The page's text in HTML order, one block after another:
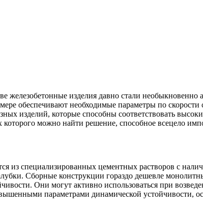
железобетонные изделия давно стали
обеспечивают необходимые параметры по скорости
изделий, которые способны соответствовать
можно найти решение, способное всецело
из специализированных цементных растворов с
Сборные конструкции гораздо дешевле
Они могут активно использоваться при
параметрами динамической устойчивости,